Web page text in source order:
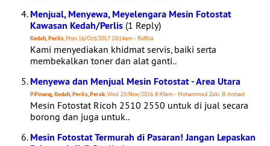
Menjual, Menyewa, Meyelengara Mesin Fotostat
Kawasan Kedah/Perlis (1 Reply)
Kedah, Perlis, Mon 16/Oct/2017 10:14am - Rafilia
Kami menyediakan khidmat servis, baiki serta
membekalkan toner dan alat ganti..
Menyewa dan Menjual Mesin Fotostat - Area Utara
P.Pinang, Kedah, Perlis, Perak, Wed 23/Nov/2016 8:49am - Mohammad Zaki B Arshad
Mesin Fotostat Ricoh 2510 2550 untuk di jual secara
borong dan juga untuk..
Mesin Fotostat Termurah di Pasaran! Jangan Lepaskan